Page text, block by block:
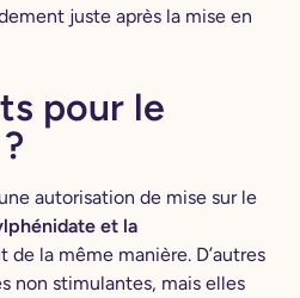
juste après la mise en
pour le
autorisation de mise sur le
et la
de la même manière. D’autres
non stimulantes, mais elles